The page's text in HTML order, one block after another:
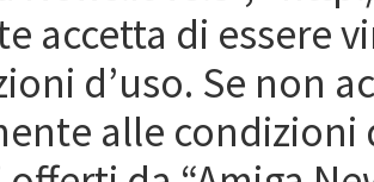
accetta di essere
d’uso. Se non
alle condizioni